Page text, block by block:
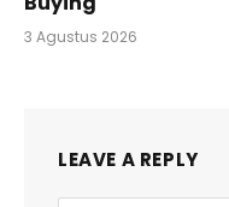
3 Agustus 2026
LEAVE A REPLY